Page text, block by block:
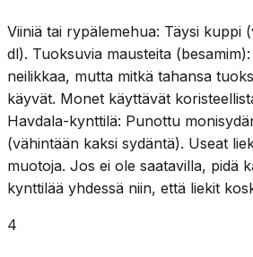
Viiniä tai rypälemehua: Täysi kuppi
dl). Tuoksuvia mausteita
neilikkaa, mutta mitkä tahansa
käyvät. Monet käyttävät
Havdala-kynttilä: Punottu
(vähintään kaksi sydäntä). Useat
muotoja. Jos ei ole saatavilla, pidä
kynttilää yhdessä niin, että liekit
4